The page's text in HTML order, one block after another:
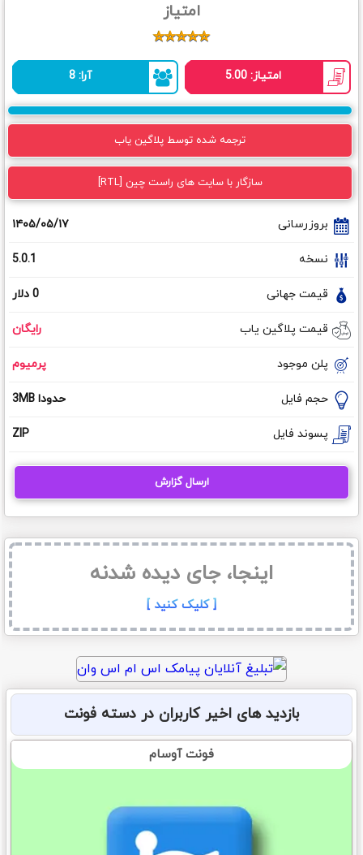
امتیاز
امتیاز: 5.00 آرا:8
ترجمه شده توسط پلاگین یاب
سازگار با سایت های راست چین [RTL]
بروزرسانی ۱۴۰۵/۰۵/۱۷
نسخه 5.0.1
قیمت جهانی 0 دلار
قیمت پلاگین یاب رایگان
پلن موجود پرمیوم
حجم فایل حدودا 3MB
پسوند فایل ZIP
ارسال گزارش
اینجا، جای دیده شدنه
[ کلیک کنید ]
بازدید های اخیر کاربران در دسته فونت
فونت آوسام